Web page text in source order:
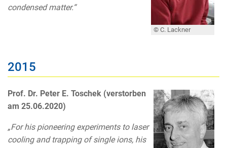
© C. Lackner
condensed matter.“
2015
Prof. Dr. Peter E. Toschek (verstorben
am 25.06.2020)
„For his pioneering experiments to laser
cooling and trapping of single ions, his